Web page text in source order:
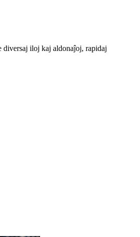
diversaj iloj kaj aldonaĵoj, rapidaj